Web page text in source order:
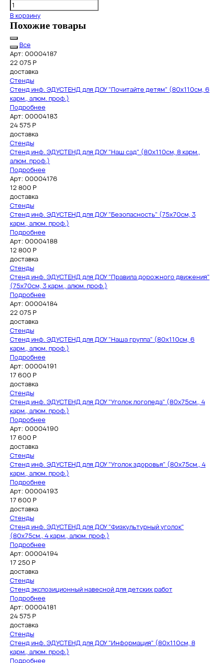
В корзину
Похожие товары
Все
Арт: 00004187
22 075Р
доставка
Стенды
Стенд инф. ЭДУСТЕНД для ДОУ "Почитайте детям" (80х110см, 6
карм., алюм. проф.)
Подробнее
Арт: 00004183
24 575Р
доставка
Стенды
Стенд инф. ЭДУСТЕНД для ДОУ "Наш сад" (80х110см, 8 карм.,
алюм. проф.)
Подробнее
Арт: 00004176
12 800Р
доставка
Стенды
Стенд инф. ЭДУСТЕНД для ДОУ "Безопасность" (75х70см, 3
карм., алюм. проф.)
Подробнее
Арт: 00004188
12 800Р
доставка
Стенды
Стенд инф. ЭДУСТЕНД для ДОУ "Правила дорожного движения"
(75х70см, 3 карм., алюм. проф.)
Подробнее
Арт: 00004184
22 075Р
доставка
Стенды
Стенд инф. ЭДУСТЕНД для ДОУ "Наша группа" (80х110см, 6
карм., алюм. проф.)
Подробнее
Арт: 00004191
17 600Р
доставка
Стенды
Стенд инф. ЭДУСТЕНД для ДОУ "Уголок логопеда" (80х75см., 4
карм., алюм. проф.)
Подробнее
Арт: 00004190
17 600Р
доставка
Стенды
Стенд инф. ЭДУСТЕНД для ДОУ "Уголок здоровья" (80х75см., 4
карм., алюм. проф.)
Подробнее
Арт: 00004193
17 600Р
доставка
Стенды
Стенд инф. ЭДУСТЕНД для ДОУ "Физкультурный уголок"
(80х75см., 4 карм., алюм. проф.)
Подробнее
Арт: 00004194
17 250Р
доставка
Стенды
Стенд экспозиционный навесной для детских работ
Подробнее
Арт: 00004181
24 575Р
доставка
Стенды
Стенд инф. ЭДУСТЕНД для ДОУ "Информация" (80х110см, 8
карм., алюм. проф.)
Подробнее